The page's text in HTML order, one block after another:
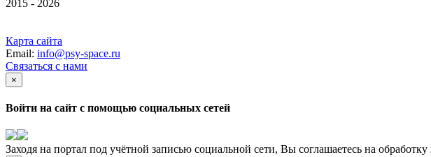
2015 - 2026
Карта сайта
Email: info@psy-space.ru
Связаться с нами
×
Войти на сайт с помощью социальных сетей
Заходя на портал под учётной записью социальной сети, Вы соглашаетесь на